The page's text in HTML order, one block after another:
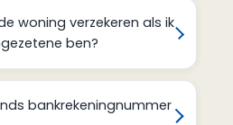
woning verzekeren als ik
ben?
bankrekeningnummer